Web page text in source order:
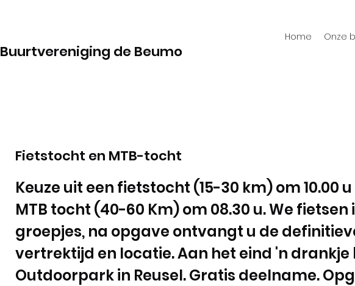
Buurtvereniging de Beumo
Home Onze
Fietstocht en MTB-tocht
Keuze uit een fietstocht (15-30 km) om 10.00
MTB tocht (40-60 Km) om 08.30 u. We fietsen
groepjes, na opgave ontvangt u de
vertrektijd en locatie. Aan het eind 'n drankje
Outdoorpark in Reusel. Gratis deelname.